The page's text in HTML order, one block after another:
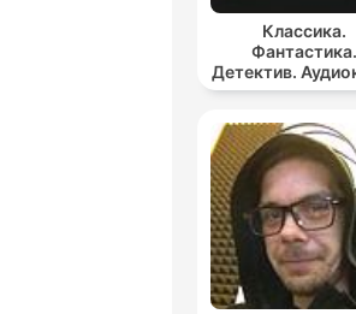
Классика.
Фантастика.
Детектив.